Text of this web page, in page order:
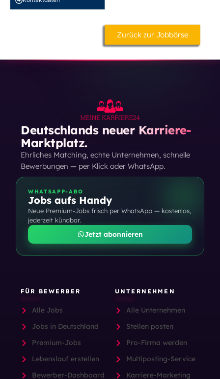
Zurück zur Jobbörse
Deutschlands neuer Karriere-
Marktplatz.
Ehrliches Matching, echte Unternehmen, schnelle
Bewerbungen — per Klick oder WhatsApp.
WHATSAPP-ABO
Jobs aufs Handy
Neue Premium-Jobs frisch per WhatsApp — kostenlos,
jederzeit kündbar.
Jetzt abonnieren
FÜR BEWERBER
Alle Jobs
Jobs in Deutschland
Premium-Jobs
Lebenslauf erstellen
Bewerber-Dashboard
UNTERNEHMEN
Alle Unternehmen
Stellen posten
Pro-Firma werden
Multiposting-Service
Karriere-Marketing